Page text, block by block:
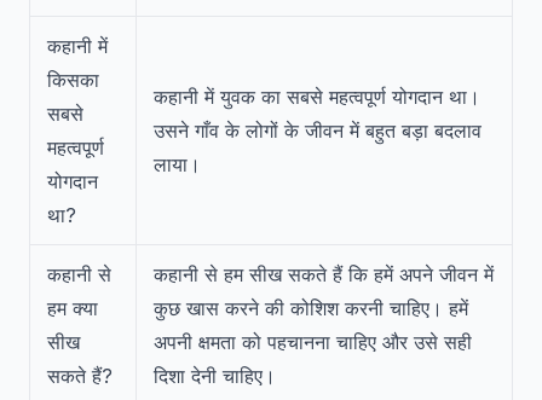
कहानी में
किसका
सबसे
महत्वपूर्ण
योगदान
था?
कहानी में युवक का सबसे महत्वपूर्ण योगदान था।
उसने गाँव के लोगों के जीवन में बहुत बड़ा बदलाव
लाया।
कहानी से
हम क्या
सीख
सकते हैं?
कहानी से हम सीख सकते हैं कि हमें अपने जीवन में
कुछ खास करने की कोशिश करनी चाहिए। हमें
अपनी क्षमता को पहचानना चाहिए और उसे सही
दिशा देनी चाहिए।